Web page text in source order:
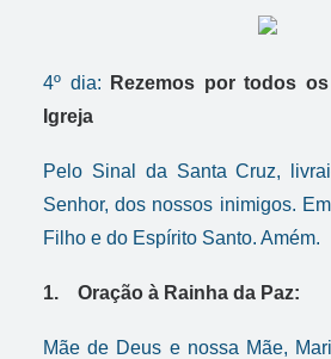
4º dia:
Rezemos por todos
Igreja
Pelo Sinal da Santa Cruz,
Senhor, dos nossos inimigos.
Filho e do Espírito Santo. Amém.
1. Oração à Rainha da Paz:
Mãe de Deus e nossa Mãe,